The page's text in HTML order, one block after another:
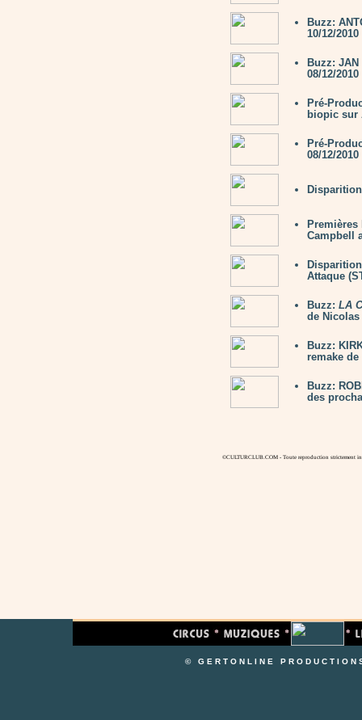
Buzz:
10/12/2010
Buzz:
08/12/2010
Pré-
biopic sur
Pré-
08/12/2010
Premières
Campbell
Attaque
Buzz: LA
de Nicolas
Buzz:
remake
Buzz:
des
©CULTURCLUB.COM - Toute reproduction strictement
© GERTONLINE